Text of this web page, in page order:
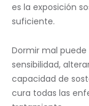
es la exposición
suficiente.
Dormir mal
sensibilidad,
capacidad de
cura todas las